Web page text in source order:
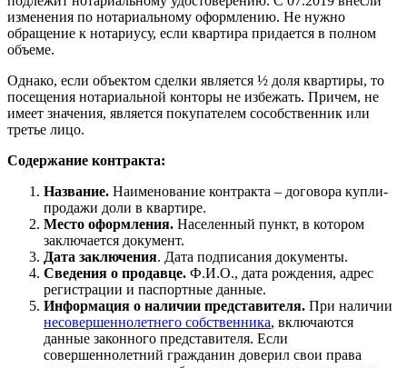
изменения по нотариальному оформлению. Не нужно
обращение к нотариусу, если квартира придается в полном
объеме.
Однако, если объектом сделки является ½ доля квартиры, то
посещения нотариальной конторы не избежать. Причем, не
имеет значения, является покупателем сособственник или
третье лицо.
Содержание контракта:
Название. Наименование контракта – договора купли-
продажи доли в квартире.
Место оформления. Населенный пункт, в котором
заключается документ.
Дата заключения. Дата подписания документы.
Сведения о продавце. Ф.И.О., дата рождения, адрес
регистрации и паспортные данные.
Информация о наличии представителя. При наличии
несовершеннолетнего собственника, включаются
данные законного представителя. Если
совершеннолетний гражданин доверил свои права